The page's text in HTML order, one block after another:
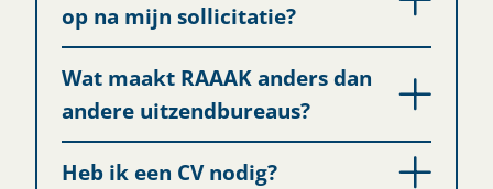
op na mijn sollicitatie?
Wat maakt RAAAK anders dan
andere uitzendbureaus?
Heb ik een CV nodig?